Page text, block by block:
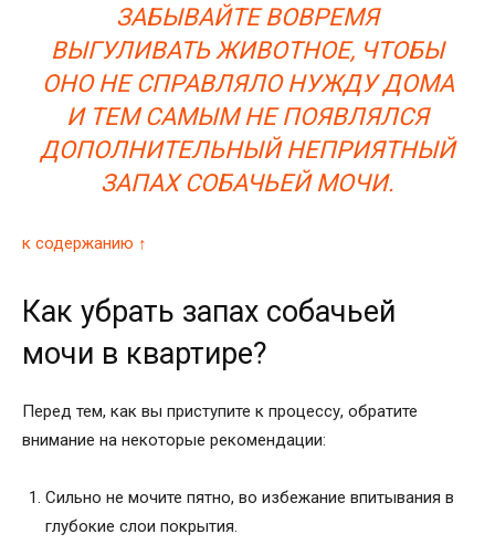
ЗАБЫВАЙТЕ ВОВРЕМЯ
ВЫГУЛИВАТЬ ЖИВОТНОЕ, ЧТОБЫ
ОНО НЕ СПРАВЛЯЛО НУЖДУ ДОМА
И ТЕМ САМЫМ НЕ ПОЯВЛЯЛСЯ
ДОПОЛНИТЕЛЬНЫЙ НЕПРИЯТНЫЙ
ЗАПАХ СОБАЧЬЕЙ МОЧИ.
к содержанию ↑
Как убрать запах собачьей
мочи в квартире?
Перед тем, как вы приступите к процессу, обратите
внимание на некоторые рекомендации:
Сильно не мочите пятно, во избежание впитывания в
глубокие слои покрытия.